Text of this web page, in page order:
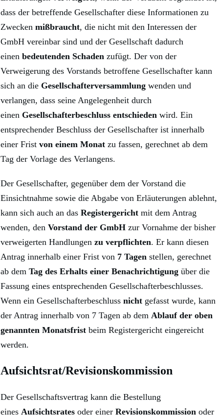
dass der betreffende Gesellschafter diese Informationen zu
Zwecken mißbraucht, die nicht mit den Interessen der
GmbH vereinbar sind und der Gesellschaft dadurch
einen bedeutenden Schaden zufügt. Der von der
Verweigerung des Vorstands betroffene Gesellschafter kann
sich an die Gesellschafterversammlung wenden und
verlangen, dass seine Angelegenheit durch
einen Gesellschafterbeschluss entschieden wird. Ein
entsprechender Beschluss der Gesellschafter ist innerhalb
einer Frist von einem Monat zu fassen, gerechnet ab dem
Tag der Vorlage des Verlangens.
Der Gesellschafter, gegenüber dem der Vorstand die
Einsichtnahme sowie die Abgabe von Erläuterungen ablehnt,
kann sich auch an das Registergericht mit dem Antrag
wenden, den Vorstand der GmbH zur Vornahme der bisher
verweigerten Handlungen zu verpflichten. Er kann diesen
Antrag innerhalb einer Frist von 7 Tagen stellen, gerechnet
ab dem Tag des Erhalts einer Benachrichtigung über die
Fassung eines entsprechenden Gesellschafterbeschlusses.
Wenn ein Gesellschafterbeschluss nicht gefasst wurde, kann
der Antrag innerhalb von 7 Tagen ab dem Ablauf der oben
genannten Monatsfrist beim Registergericht eingereicht
werden.
Aufsichtsrat/Revisionskommission
Der Gesellschaftsvertrag kann die Bestellung
eines Aufsichtsrates oder einer Revisionskommission oder